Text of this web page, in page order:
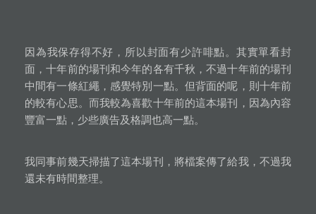
因為我保存得不好，所以封面有少許啡點。其實單看封
面，十年前的場刊和今年的各有千秋，不過十年前的場刊
中間有一條紅繩，感覺特別一點。但背面的呢，則十年前
的較有心思。而我較為喜歡十年前的這本場刊，因為內容
豐富一點，少些廣告及格調也高一點。
我同事前幾天掃描了這本場刊，將檔案傳了給我，不過我
還未有時間整理。